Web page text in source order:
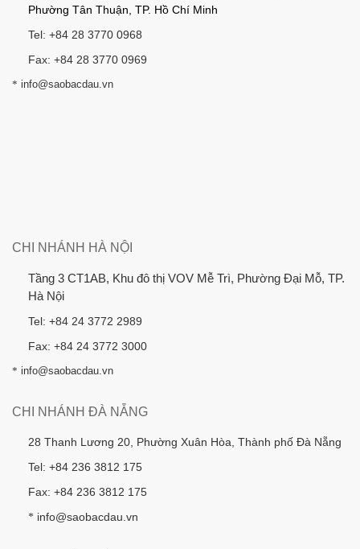
Phường Tân Thuận, TP. Hồ Chí Minh
Tel: +84 28 3770 0968
Fax: +84 28 3770 0969
* info@saobacdau.vn
CHI NHÁNH HÀ NỘI
Tầng 3 CT1AB, Khu đô thị VOV Mễ Trì, Phường Đại Mỗ, TP.
Hà Nội
Tel: +84 24 3772 2989
Fax: +84 24 3772 3000
* info@saobacdau.vn
CHI NHÁNH ĐÀ NẴNG
28 Thanh Lương 20, Phường Xuân Hòa, Thành phố Đà Nẵng
Tel: +84 236 3812 175
Fax: +84 236 3812 175
* info@saobacdau.vn